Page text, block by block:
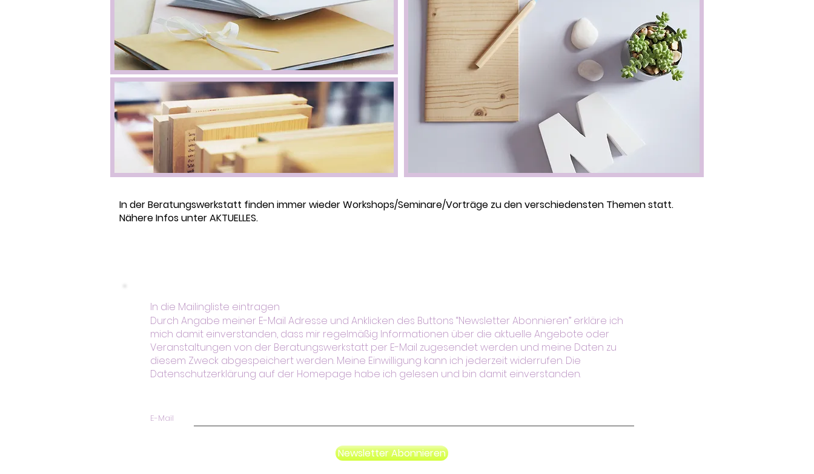
In der Beratungswerkstatt finden immer wieder Workshops/Seminare/Vorträge zu den verschiedensten Themen statt.
Nähere Infos unter AKTUELLES.
In die Mailingliste eintragen
Durch Angabe meiner E-Mail Adresse und Anklicken des Buttons “Newsletter Abonnieren” erkläre ich
mich damit einverstanden, dass mir regelmäßig Informationen über die aktuelle Angebote oder
Veranstaltungen von der Beratungswerkstatt per E-Mail zugesendet werden und meine Daten zu
diesem Zweck abgespeichert werden. Meine Einwilligung kann ich jederzeit widerrufen. Die
Datenschutzerklärung auf der Homepage habe ich gelesen und bin damit einverstanden.
E-Mail
Newsletter Abonnieren